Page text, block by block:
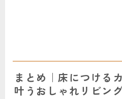
まとめ｜床につける
叶うおしゃれリビング